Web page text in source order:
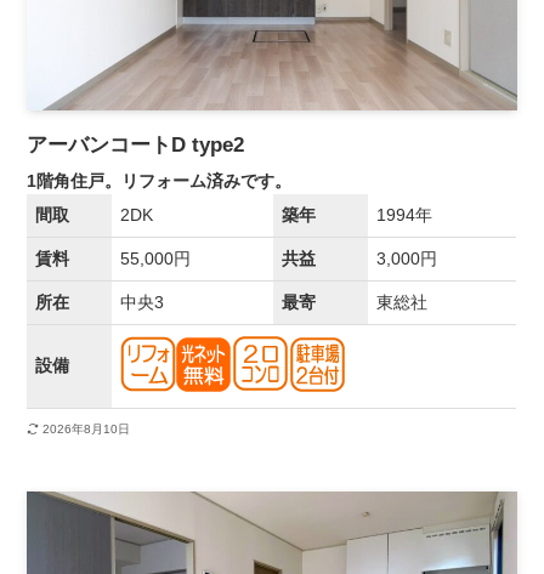
アーバンコートD type2
1階角住戸。リフォーム済みです。
間取
2DK 築年 1994年
賃料 55,000円 共益 3,000円
所在 中央3 最寄 東総社
設備
2026年8月10日